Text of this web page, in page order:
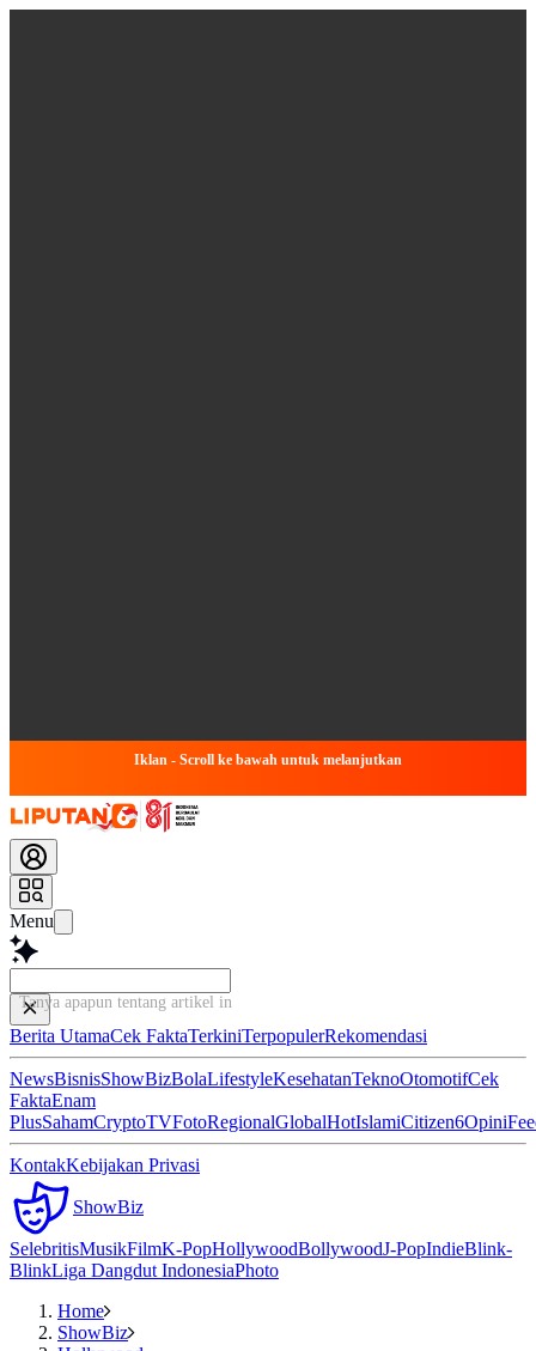
Iklan - Scroll ke bawah untuk melanjutkan
Menu
Tanya apapun tentang artikel ini...
Berita UtamaCek FaktaTerkiniTerpopulerRekomendasi
NewsBisnisShowBizBolaLifestyleKesehatanTeknoOtomotifCek
FaktaEnam
PlusSahamCryptoTVFotoRegionalGlobalHotIslamiCitizen6Opini
KontakKebijakan Privasi
ShowBiz
SelebritisMusikFilmK-PopHollywoodBollywoodJ-PopIndieBlink-
BlinkLiga Dangdut IndonesiaPhoto
Home
ShowBiz